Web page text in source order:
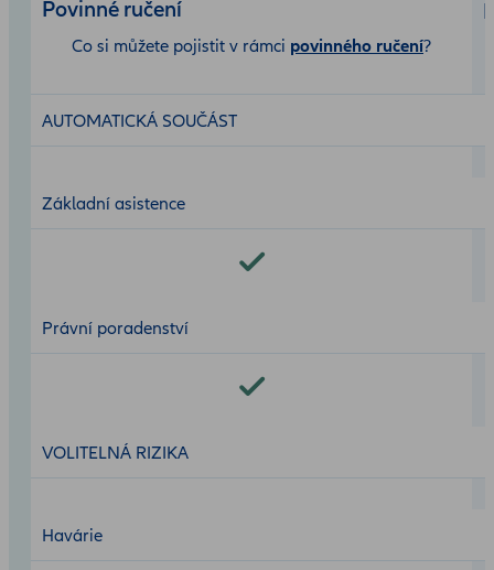
Povinné ručení
Co si můžete pojistit v rámci povinného ručení?
AUTOMATICKÁ SOUČÁST
Základní asistence
Právní poradenství
VOLITELNÁ RIZIKA
Havárie